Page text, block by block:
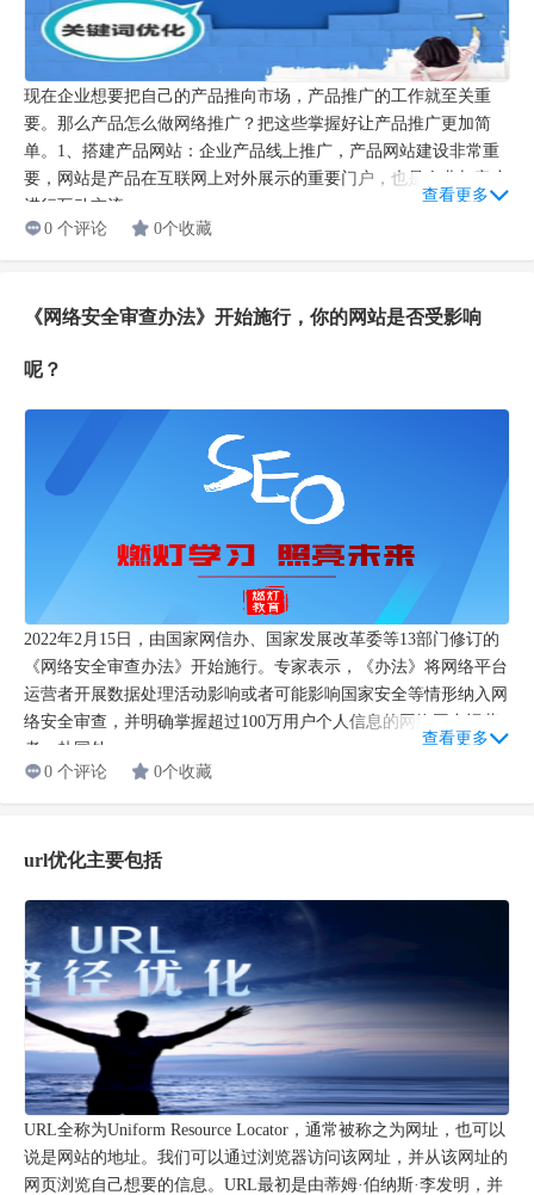
现在企业想要把自己的产品推向市场，产品推广的工作就至关重
要。那么产品怎么做网络推广？把这些掌握好让产品推广更加简
单。1、搭建产品网站：企业产品线上推广，产品网站建设非常重
要，网站是产品在互联网上对外展示的重要门户，也是企业与客户
进行互动交流...
查看更多
0 个评论
0个收藏
《网络安全审查办法》开始施行，你的网站是否受影响
呢？
2022年2月15日，由国家网信办、国家发展改革委等13部门修订的
《网络安全审查办法》开始施行。专家表示，《办法》将网络平台
运营者开展数据处理活动影响或者可能影响国家安全等情形纳入网
络安全审查，并明确掌握超过100万用户个人信息的网络平台运营
者，赴国外...
查看更多
0 个评论
0个收藏
url优化主要包括
URL全称为Uniform Resource Locator，通常被称之为网址，也可以
说是网站的地址。我们可以通过浏览器访问该网址，并从该网址的
网页浏览自己想要的信息。URL最初是由蒂姆·伯纳斯·李发明，并